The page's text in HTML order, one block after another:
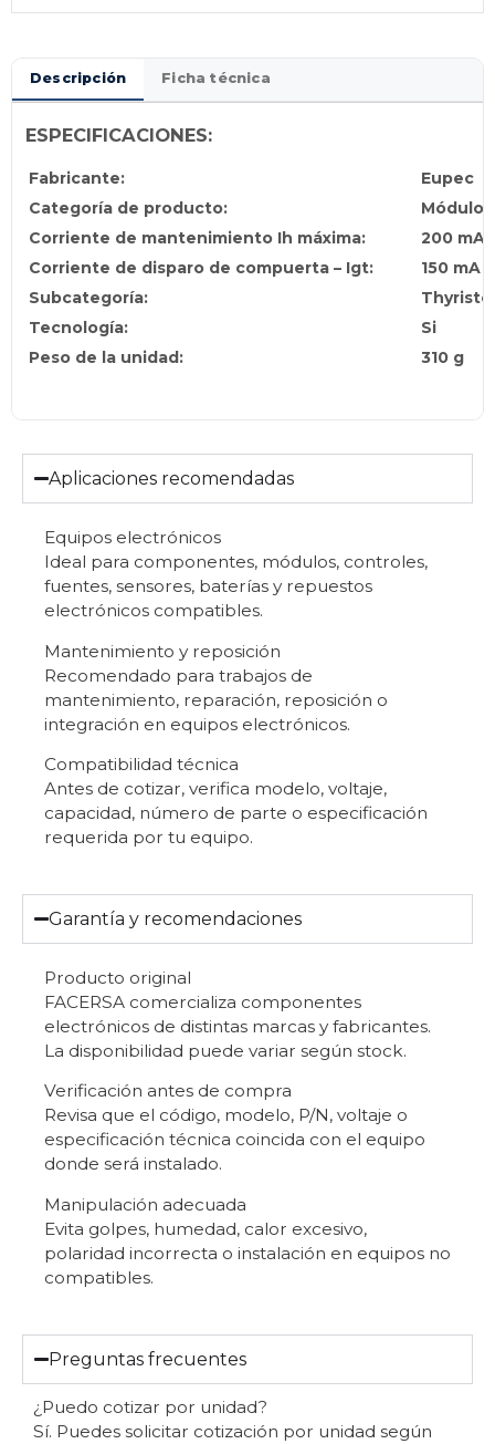
Descripción Ficha técnica
ESPECIFICACIONES:
Fabricante:
Eupec
Categoría de producto:
Módulos
Corriente de mantenimiento Ih máxima:
200 mA
Corriente de disparo de compuerta – Igt:
150 mA
Subcategoría:
Tecnología:
Si
Peso de la unidad:
310 g
Aplicaciones recomendadas
Equipos electrónicos
Ideal para componentes, módulos, controles,
fuentes, sensores, baterías y repuestos
electrónicos compatibles.
Mantenimiento y reposición
Recomendado para trabajos de
mantenimiento, reparación, reposición o
integración en equipos electrónicos.
Compatibilidad técnica
Antes de cotizar, verifica modelo, voltaje,
capacidad, número de parte o especificación
requerida por tu equipo.
Garantía y recomendaciones
Producto original
FACERSA comercializa componentes
electrónicos de distintas marcas y fabricantes.
La disponibilidad puede variar según stock.
Verificación antes de compra
Revisa que el código, modelo, P/N, voltaje o
especificación técnica coincida con el equipo
donde será instalado.
Manipulación adecuada
Evita golpes, humedad, calor excesivo,
polaridad incorrecta o instalación en equipos no
compatibles.
Preguntas frecuentes
¿Puedo cotizar por unidad?
Sí. Puedes solicitar cotización por unidad según